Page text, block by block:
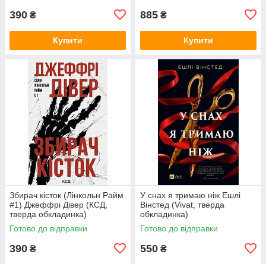
390 ₴
Купити
885 ₴
Купити
Збирач кісток (Лінкольн Райм
#1) Джеффрі Дівер (КСД,
тверда обкладинка)
Готово до відправки
390 ₴
У снах я тримаю ніж Ешлі
Вінстед (Vivat, тверда
обкладинка)
Готово до відправки
550 ₴